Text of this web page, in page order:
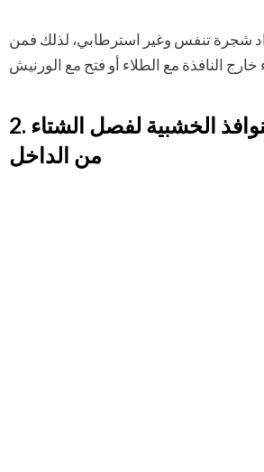
شجرة تنفس وغير استرطابي، لذلك فمن
2. الاحترار من النوافذ الخشبية لفصل الشتاء
من الداخل